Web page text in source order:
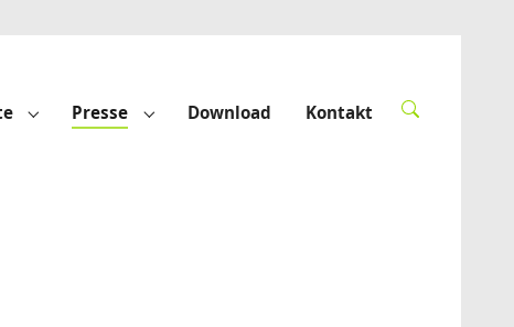
Submenu for "Förderprojekte"
Presse Submenu for "Presse"
Download Kontakt